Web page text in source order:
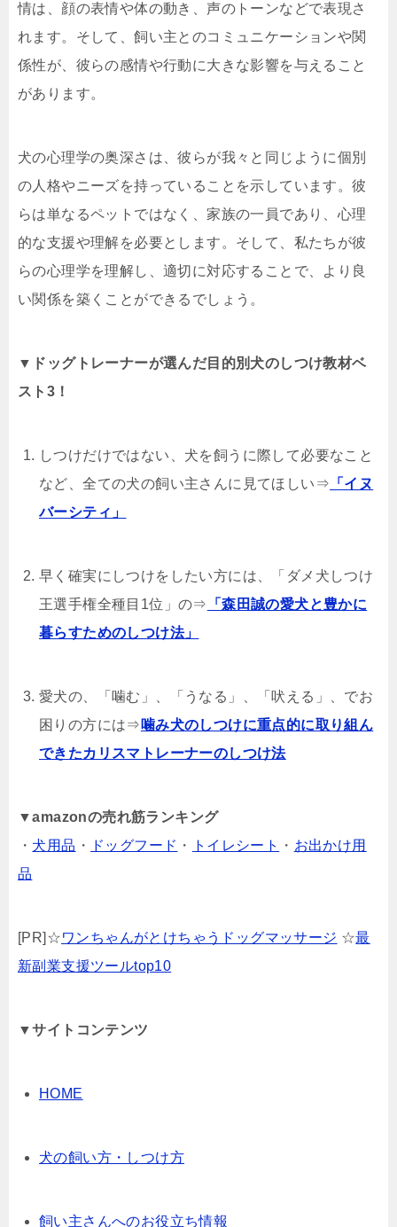
情は、顔の表情や体の動き、声のトーンなどで表現さ
れます。そして、飼い主とのコミュニケーションや関
係性が、彼らの感情や行動に大きな影響を与えること
があります。
犬の心理学の奥深さは、彼らが我々と同じように個別
の人格やニーズを持っていることを示しています。彼
らは単なるペットではなく、家族の一員であり、心理
的な支援や理解を必要とします。そして、私たちが彼
らの心理学を理解し、適切に対応することで、より良
い関係を築くことができるでしょう。
▼ドッグトレーナーが選んだ目的別犬のしつけ教材ベ
スト3！
しつけだけではない、犬を飼うに際して必要なこと
など、全ての犬の飼い主さんに見てほしい⇒ 「イヌ
バーシティ」
早く確実にしつけをしたい方には、「ダメ犬しつけ
王選手権全種目1位」の⇒
「森田誠の愛犬と豊かに
暮らすためのしつけ法」
愛犬の、「噛む」、「うなる」、「吠える」、でお
困りの方には⇒ 噛み犬のしつけに重点的に取り組ん
できたカリスマトレーナーのしつけ法
▼amazonの売れ筋ランキング
・ 犬用品 ・ ドッグフード ・ トイレシート ・ お出かけ用
品
[PR]☆ワンちゃんがとけちゃうドッグマッサージ ☆最
新副業支援ツールtop10
▼サイトコンテンツ
HOME
犬の飼い方・しつけ方
飼い主さんへのお役立ち情報